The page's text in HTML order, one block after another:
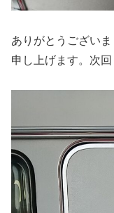
ありがとうござい
申し上げます。次